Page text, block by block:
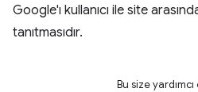
Google'ı kullanıcı ile site
tanıtmasıdır.
Bu size